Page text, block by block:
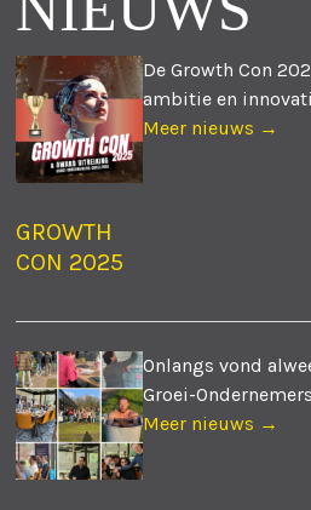
GROWTH
CON 2025
De Growth Con
ambitie en
Meer nieuws →
Onlangs vond
Groei-
Meer nieuws →